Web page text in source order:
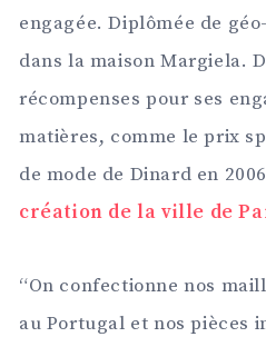
engagée. Diplômée de
dans la maison Margiela.
récompenses pour ses
matières, comme le prix
de mode de Dinard en
création de la ville de
“On confectionne nos
au Portugal et nos pièces